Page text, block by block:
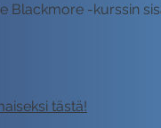
Blackmore -kurssin
tästä!